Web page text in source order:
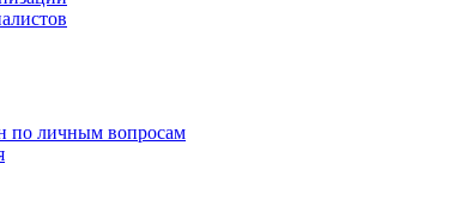
по личным вопросам